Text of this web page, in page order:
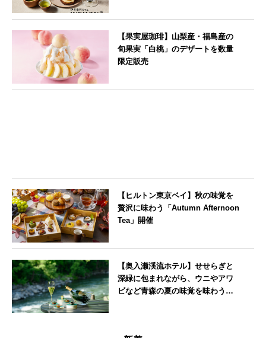
【果実屋珈琲】山梨産・福島産の
旬果実「白桃」のデザートを数量
限定販売
【ヒルトン東京ベイ】秋の味覚を
贅沢に味わう「Autumn Afternoon
Tea」開催
【奥入瀬渓流ホテル】せせらぎと
深緑に包まれながら、ウニやアワ
ビなど青森の夏の味覚を味わうフ